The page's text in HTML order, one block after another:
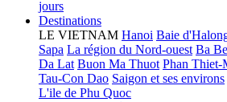
jours
Destinations
LE VIETNAM Hanoi Baie
Sapa La région du Nord-ouest Ba Be
Da Lat Buon Ma Thuot Phan Thiet-
Tau-Con Dao Saigon et ses environs
L'ile de Phu Quoc